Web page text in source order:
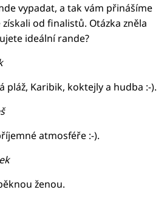
vypadat, a tak vám přinášíme
od finalistů. Otázka zněla
ideální rande?
pláž, Karibik, koktejly a hudba :-).
atmosféře :-).
ženou.